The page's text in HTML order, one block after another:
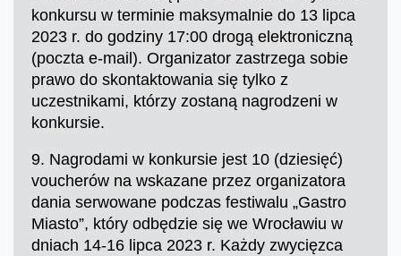
konkursu w terminie maksymalnie do 13 lipca
2023 r. do godziny 17:00 drogą elektroniczną
(poczta e-mail). Organizator zastrzega sobie
prawo do skontaktowania się tylko z
uczestnikami, którzy zostaną nagrodzeni w
konkursie.
9. Nagrodami w konkursie jest 10 (dziesięć)
voucherów na wskazane przez organizatora
dania serwowane podczas festiwalu „Gastro
Miasto”, który odbędzie się we Wrocławiu w
dniach 14-16 lipca 2023 r. Każdy zwycięzca